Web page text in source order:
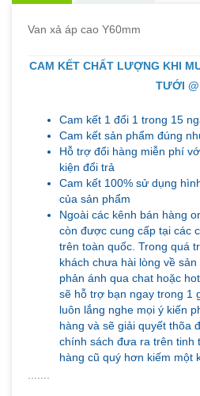
Van xả áp cao Y60mm
CAM KẾT CHẤT LƯỢNG KHI
TƯỚI @
Cam kết 1 đổi 1 trong 15
Cam kết sản phẩm đúng
Hỗ trợ đổi hàng miễn phí
kiện đổi trả
Cam kết 100% sử dụng
của sản phẩm
Ngoài các kênh bán hàng
còn được cung cấp tại các
trên toàn quốc. Trong quá
khách chưa hài lòng về
phản ánh qua chat hoặc
sẽ hỗ trợ bạn ngay trong 1
luôn lắng nghe mọi ý kiến
hàng và sẽ giải quyết thõa
chính sách đưa ra trên tinh
hàng cũ quý hơn kiếm một